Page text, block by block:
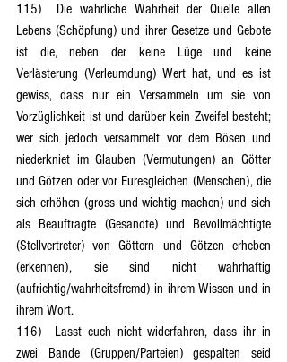
115)	Die wahrliche Wahrheit der Quelle allen
Lebens (Schöpfung) und ihrer Gesetze und Gebote
ist die, neben der keine Lüge und keine
Verlästerung (Verleumdung) Wert hat, und es ist
gewiss, dass nur ein Versammeln um sie von
Vorzüglichkeit ist und darüber kein Zweifel besteht;
wer sich jedoch versammelt vor dem Bösen und
niederkniet im Glauben (Vermutungen) an Götter
und Götzen oder vor Euresgleichen (Menschen), die
sich erhöhen (gross und wichtig machen) und sich
als Beauftragte (Gesandte) und Bevollmächtigte
(Stellvertreter) von Göttern und Götzen erheben
(erkennen), sie sind nicht wahrhaftig
(aufrichtig/wahrheitsfremd) in ihrem Wissen und in
ihrem Wort.
116)	Lasst euch nicht widerfahren, dass ihr in
zwei Bande (Gruppen/Parteien) gespalten seid